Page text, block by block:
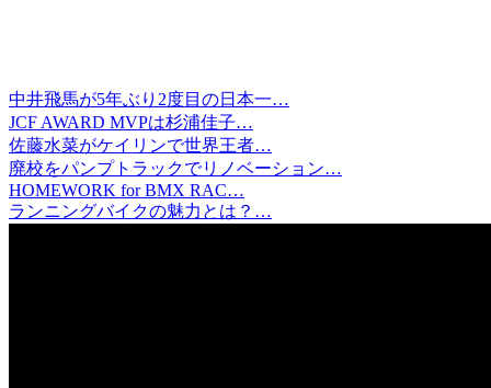
中井飛馬が5年ぶり2度目の日本一…
JCF AWARD MVPは杉浦佳子…
佐藤水菜がケイリンで世界王者…
廃校をパンプトラックでリノベーション…
HOMEWORK for BMX RAC…
ランニングバイクの魅力とは？…